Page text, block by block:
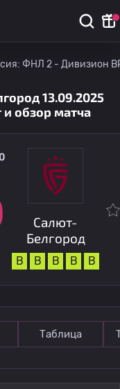
ФНЛ 2 - Дивизион B
13.09.2025
и обзор матча
Салют-
Белгород
В В В В В
Таблица